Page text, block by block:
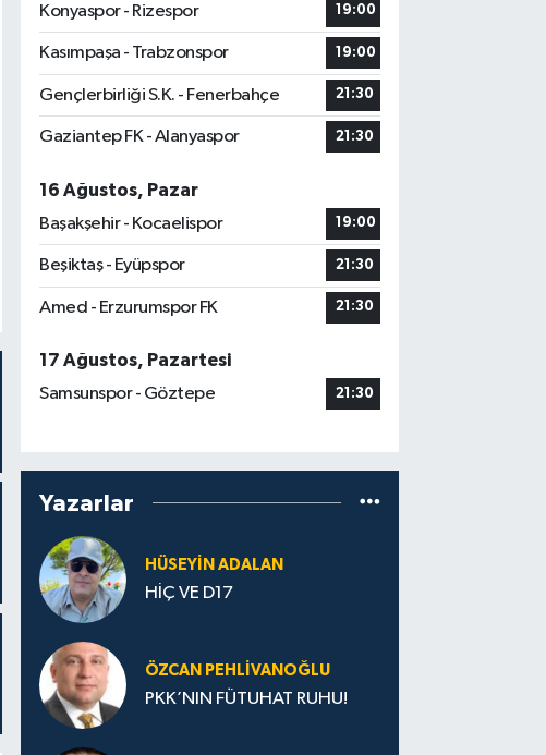
Konyaspor - Rizespor
19:00
Kasımpaşa - Trabzonspor 19:00
Gençlerbirliği S.K. - Fenerbahçe 21:30
Gaziantep FK - Alanyaspor 21:30
16 Ağustos, Pazar
Başakşehir - Kocaelispor
19:00
Beşiktaş - Eyüpspor 21:30
Amed - Erzurumspor FK 21:30
17 Ağustos, Pazartesi
Samsunspor - Göztepe
21:30
Yazarlar
HÜSEYIN ADALAN
HİÇ VE D17
ÖZCAN PEHLIVANOĞLU
PKK’NIN FÜTUHAT RUHU!